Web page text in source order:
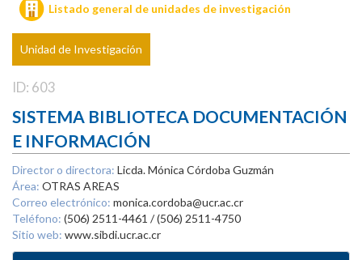
Listado general de unidades de investigación
Unidad de Investigación
ID: 603
SISTEMA BIBLIOTECA DOCUMENTACIÓN
E INFORMACIÓN
Director o directora: Licda. Mónica Córdoba Guzmán
Área: OTRAS AREAS
Correo electrónico: monica.cordoba@ucr.ac.cr
Teléfono: (506) 2511-4461 / (506) 2511-4750
Sitio web: www.sibdi.ucr.ac.cr